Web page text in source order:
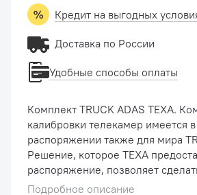
Комплект TRUCK ADAS TEXA. Комплект
калибровки телекамер имеется в
распоряжении также для мира
Решение, которое TEXA
распоряжение, позволяет
операцию с системами
Подробное описание
Кредит на выгодных
Доставка по России
Удобные способы оплаты